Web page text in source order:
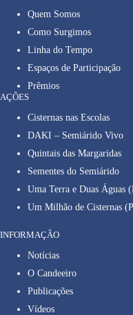
Quem Somos
Como Surgimos
Linha do Tempo
Espaços de Participação
Prêmios
AÇÕES
Cisternas nas Escolas
DAKI – Semiárido Vivo
Quintais das Margaridas
Sementes do Semiárido
Uma Terra e Duas Águas
Um Milhão de Cisternas
INFORMAÇÃO
Notícias
O Candeeiro
Publicações
Vídeos